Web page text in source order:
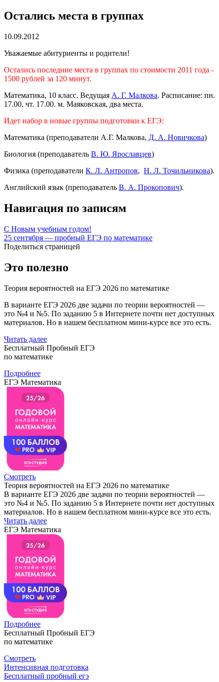
Остались места в группах
10.09.2012
Уважаемые абитуриенты и родители!
Остались последние места в группах по стоимости 2011 года -
1500 рублей за 120 минут.
Математика, 10 класс. Ведущая А. Г. Малкова. Расписание: пн.
17.00, чт. 17.00. м. Маяковская, два места.
Идет набор в новые группы подготовки к ЕГЭ:
Математика (преподаватели А.Г. Малкова, Д. А. Новичкова)
Биология (преподаватель В. Ю. Ярославцев)
Физика (преподаватели К. Л. Антропов, Н. Л. Точильникова).
Английский язык (преподаватель В. А. Прокопович).
Навигация по записям
С Новым учебным годом!
25 сентября — пробный ЕГЭ по математике
Поделиться страницей
Это полезно
Теория вероятностей на ЕГЭ 2026 по математике
В варианте ЕГЭ 2026 две задачи по теории вероятностей —
это №4 и №5. По заданию 5 в Интернете почти нет доступных
материалов. Но в нашем бесплатном мини-курсе все это есть.
Читать далее
Бесплатный Пробный ЕГЭ
по математике
Подробнее
ЕГЭ Математика
Смотреть
Теория вероятностей на ЕГЭ 2026 по математике
В варианте ЕГЭ 2026 две задачи по теории вероятностей —
это №4 и №5. По заданию 5 в Интернете почти нет доступных
материалов. Но в нашем бесплатном мини-курсе все это есть.
Читать далее
ЕГЭ Математика
Подробнее
Бесплатный Пробный ЕГЭ
по математике
Смотреть
Интенсивная подготовка
Бесплатный пробный егэ